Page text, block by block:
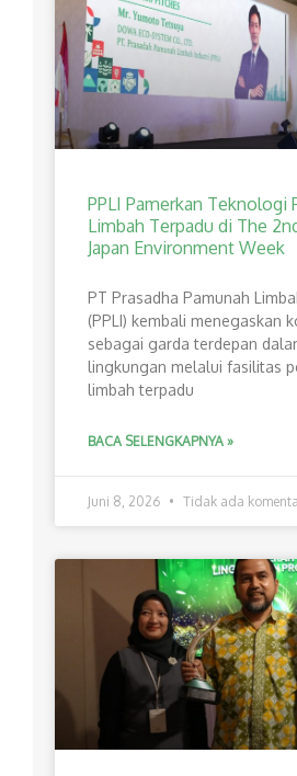
PPLI Pamerkan Teknologi
Limbah Terpadu di The
Japan Environment Week
PT Prasadha Pamunah
(PPLI) kembali menegaskan
sebagai garda terdepan
lingkungan melalui fasilitas
limbah terpadu
BACA SELENGKAPNYA »
Juni 8, 2026 Tidak ada